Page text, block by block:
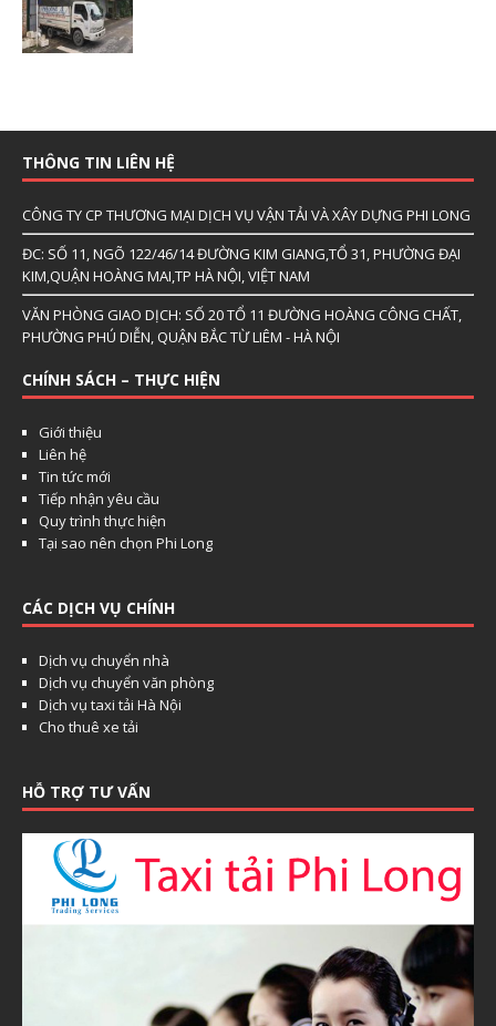
THÔNG TIN LIÊN HỆ
CÔNG TY CP THƯƠNG MẠI DỊCH VỤ VẬN TẢI VÀ XÂY DỰNG PHI LONG
ĐC: SỐ 11, NGÕ 122/46/14 ĐƯỜNG KIM GIANG,TỔ 31, PHƯỜNG ĐẠI
KIM,QUẬN HOÀNG MAI,TP HÀ NỘI, VIỆT NAM
VĂN PHÒNG GIAO DỊCH: SỐ 20 TỔ 11 ĐƯỜNG HOÀNG CÔNG CHẤT,
PHƯỜNG PHÚ DIỄN, QUẬN BẮC TỪ LIÊM - HÀ NỘI
CHÍNH SÁCH – THỰC HIỆN
Giới thiệu
Liên hệ
Tin tức mới
Tiếp nhận yêu cầu
Quy trình thực hiện
Tại sao nên chọn Phi Long
CÁC DỊCH VỤ CHÍNH
Dịch vụ chuyển nhà
Dịch vụ chuyển văn phòng
Dịch vụ taxi tải Hà Nội
Cho thuê xe tải
HỖ TRỢ TƯ VẤN